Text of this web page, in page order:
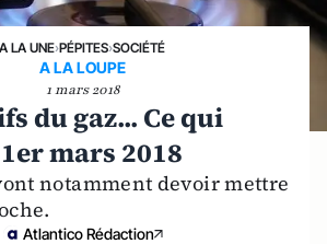
A LA UNE›PÉPITES›SOCIÉTÉ
A LA LOUPE
1 mars 2018
du gaz... Ce qui
mars 2018
notamment devoir mettre
Atlantico Rédaction